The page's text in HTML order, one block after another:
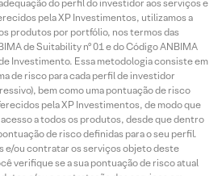
do perfil do investidor aos serviços e
pela XP Investimentos, utilizamos a
produtos por portfólio, nos termos das
de Suitability nº 01 e do Código ANBIMA
Investimento. Essa metodologia consiste em
de risco para cada perfil de investidor
bem como uma pontuação de risco
pela XP Investimentos, de modo que
a todos os produtos, desde que dentro
de risco definidas para o seu perfil.
e/ou contratar os serviços objeto deste
verifique se a sua pontuação de risco atual